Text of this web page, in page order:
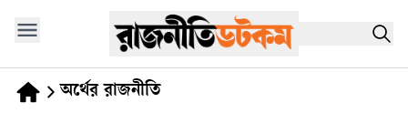
অর্থের রাজনীতি